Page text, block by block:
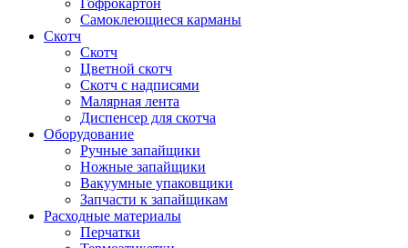
Самоклеющиеся карманы
Скотч
Скотч
Цветной скотч
Скотч с надписями
Малярная лента
Диспенсер для скотча
Оборудование
Ручные запайщики
Ножные запайщики
Вакуумные упаковщики
Запчасти к запайщикам
Расходные материалы
Перчатки